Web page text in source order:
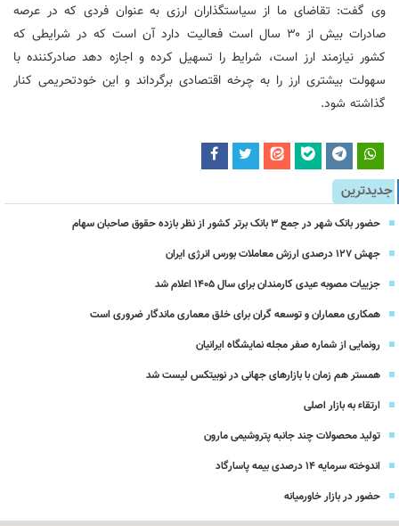
وی گفت: تقاضای ما از سیاستگذاران ارزی به عنوان فردی که در عرصه
صادرات بیش از ۳۰ سال است فعالیت دارد آن است که در شرایطی که
کشور نیازمند ارز است، شرایط را تسهیل کرده و اجازه دهد صادرکننده با
سهولت بیشتری ارز را به چرخه اقتصادی برگرداند و این خودتحریمی کنار
گذاشته شود.
جدیدترین
حضور بانک شهر در جمع ۳ بانک برتر کشور از نظر بازده حقوق صاحبان سهام
جهش ۱۲۷ درصدی ارزش معاملات بورس انرژی ایران
جزییات مصوبه عیدی کارمندان برای سال 1405 اعلام شد
همکاری معماران و توسعه گران برای خلق معماری ماندگار ضروری است
رونمایی از شماره صفر مجله نمایشگاه ایرانیان
همستر هم زمان با بازارهای جهانی در نوبیتکس لیست شد
ارتقاء به بازار اصلی
تولید محصولات چند جانبه پتروشیمی مارون
اندوخته سرمایه 14 درصدی بیمه پاسارگاد
حضور در بازار خاورمیانه